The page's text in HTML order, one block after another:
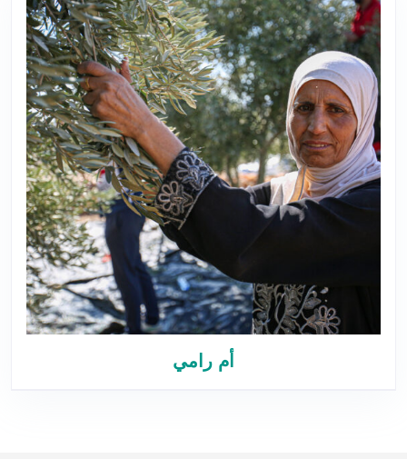
أم رامي